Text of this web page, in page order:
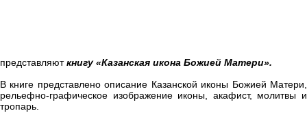
представляюткнигу «Казанская икона Божией Матери».
В книге представлено описание Казанской иконы Божией Матери,
рельефно-графическое изображение иконы, акафист, молитвы и
тропарь.